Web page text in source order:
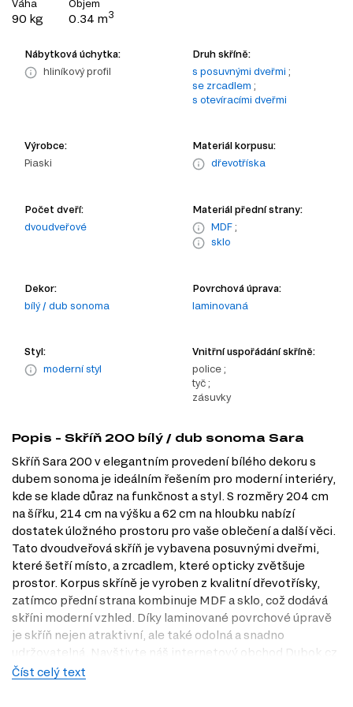
Váha
90 kg
Objem
0.34 m3
Nábytková úchytka:
hliníkový profil
Druh skříně:
s posuvnými dveřmi ;
se zrcadlem ;
s otevíracími dveřmi
Výrobce:
Piaski
Materiál korpusu:
dřevotříska
Počet dveří:
dvoudveřové
Materiál přední strany:
MDF ;
sklo
Dekor:
bílý / dub sonoma
Povrchová úprava:
laminovaná
Styl:
moderní styl
Vnitřní uspořádání skříně:
police ;
tyč ;
zásuvky
Popis - Skříň 200 bílý / dub sonoma Sara
Skříň Sara 200 v elegantním provedení bílého dekoru s
dubem sonoma je ideálním řešením pro moderní interiéry,
kde se klade důraz na funkčnost a styl. S rozměry 204 cm
na šířku, 214 cm na výšku a 62 cm na hloubku nabízí
dostatek úložného prostoru pro vaše oblečení a další věci.
Tato dvoudveřová skříň je vybavena posuvnými dveřmi,
které šetří místo, a zrcadlem, které opticky zvětšuje
prostor. Korpus skříně je vyroben z kvalitní dřevotřísky,
zatímco přední strana kombinuje MDF a sklo, což dodává
skříni moderní vzhled. Díky laminované povrchové úpravě
je skříň nejen atraktivní, ale také odolná a snadno
udržovatelná. Navštivte náš internetový obchod Dubok.cz
a objevte, jak může Skříň Sara 200 obohatit váš domov.
Číst celý text